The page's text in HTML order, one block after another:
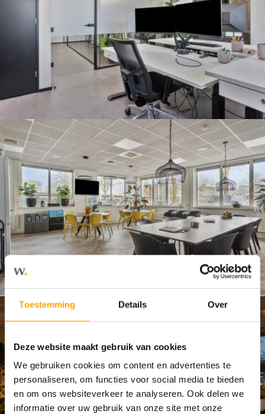
Toestemming Details Over
Deze website maakt gebruik van cookies
We gebruiken cookies om content en advertenties te
personaliseren, om functies voor social media te bieden
en om ons websiteverkeer te analyseren. Ook delen we
informatie over uw gebruik van onze site met onze